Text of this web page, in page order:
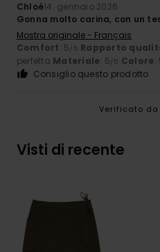
Chloé14. gennaio 2026
Gonna molto carina, con un
Mostra originale - Français
Comfort: 5/5 Rapporto
perfetta Materiale: 5/5 Colore:
Consiglio questo prodotto
Verificato da
Visti di recente